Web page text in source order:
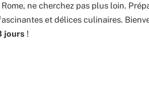
ne cherchez pas plus loin.
et délices culinaires.
jours !